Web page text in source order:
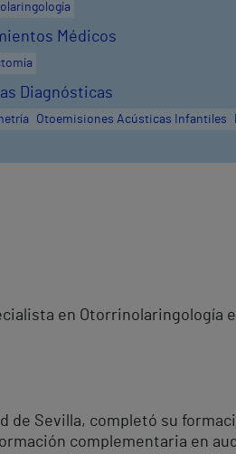
Médicos
Diagnósticas
Otoemisiones Acústicas Infantiles
en Otorrinolaringología
de Sevilla, completó su
complementaria en